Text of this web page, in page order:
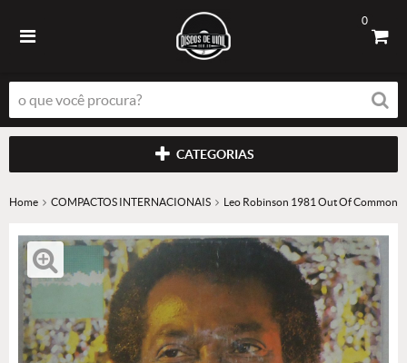
0
CATEGORIAS
Home COMPACTOS INTERNACIONAIS Leo Robinson 1981 Out Of Common